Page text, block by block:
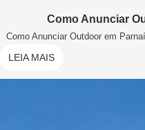
Como Anunciar
Como Anunciar Outdoor em
LEIA MAIS